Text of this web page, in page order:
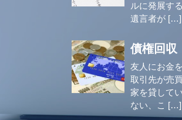
ルに発展す
遺言者が […]
債権回収
友人にお金
取引先が売
家を貸して
ない、こ […]